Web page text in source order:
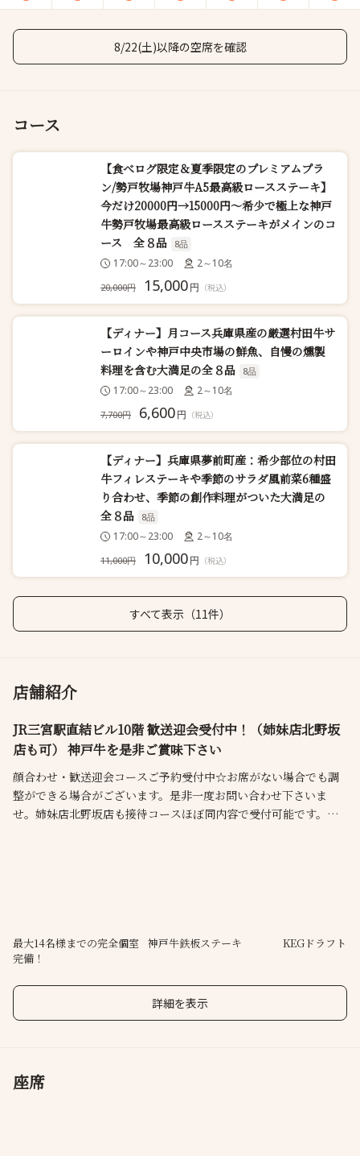
8/22(土)以降の空席を確認
コース
【食べログ限定＆夏季限定のプレミアムプラ
ン/勢戸牧場神戸牛A5最高級ロースステーキ】
今だけ20000円→15000円～希少で極上な神戸
牛勢戸牧場最高級ロースステーキがメインのコ
ース 全８品
8品
17:00～23:00 2～10名
20,000円 15,000円 （税込）
【ディナー】月コース兵庫県産の厳選村田牛サ
ーロインや神戸中央市場の鮮魚、自慢の燻製
料理を含む大満足の全８品
8品
17:00～23:00 2～10名
7,700円 6,600円 （税込）
【ディナー】兵庫県夢前町産：希少部位の村田
牛フィレステーキや季節のサラダ風前菜6種盛
り合わせ、季節の創作料理がついた大満足の
全８品
8品
17:00～23:00 2～10名
11,000円 10,000円 （税込）
すべて表示（11件）
店舗紹介
JR三宮駅直結ビル10階 歓送迎会受付中！（姉妹店北野坂
店も可） 神戸牛を是非ご賞味下さい
顔合わせ・歓送迎会コースご予約受付中☆お席がない場合でも調
整ができる場合がございます。是非一度お問い合わせ下さいま
せ。姉妹店北野坂店も接待コースほぼ同内容で受付可能です。
最大14名様までの完全個室
完備！
神戸牛鉄板ステーキ KEGドラフト
詳細を表示
座席